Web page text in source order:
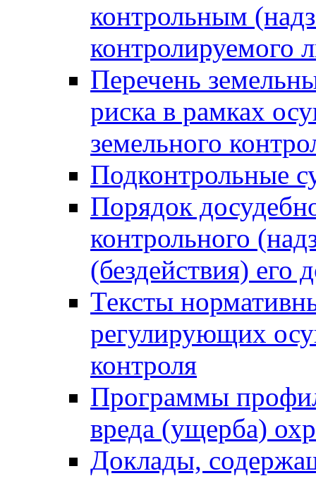
контрольным
контролируемого
Перечень
риска в рамках
земельного
Подконтрольные
Порядок
контрольного
(бездействия)
Тексты
регулирующих
контроля
Программы
вреда (ущерба)
Доклады,